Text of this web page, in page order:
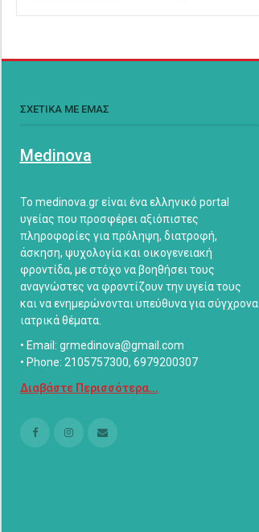
ΣΧΕΤΙΚΑ ΜΕ ΕΜΑΣ
Medinova
Το medinova.gr είναι ένα ελληνικό portal
υγείας που προσφέρει αξιόπιστες
πληροφορίες για πρόληψη, διατροφή,
άσκηση, ψυχολογία και οικογενειακή
φροντίδα, με στόχο να βοηθήσει τους
αναγνώστες να φροντίζουν την υγεία τους
και να ενημερώνονται υπεύθυνα για σύγχρονα
ιατρικά θέματα.
• Email: grmedinova@gmail.com
• Phone: 2105757300, 6979200307
Διαβάστε Περισσότερα...